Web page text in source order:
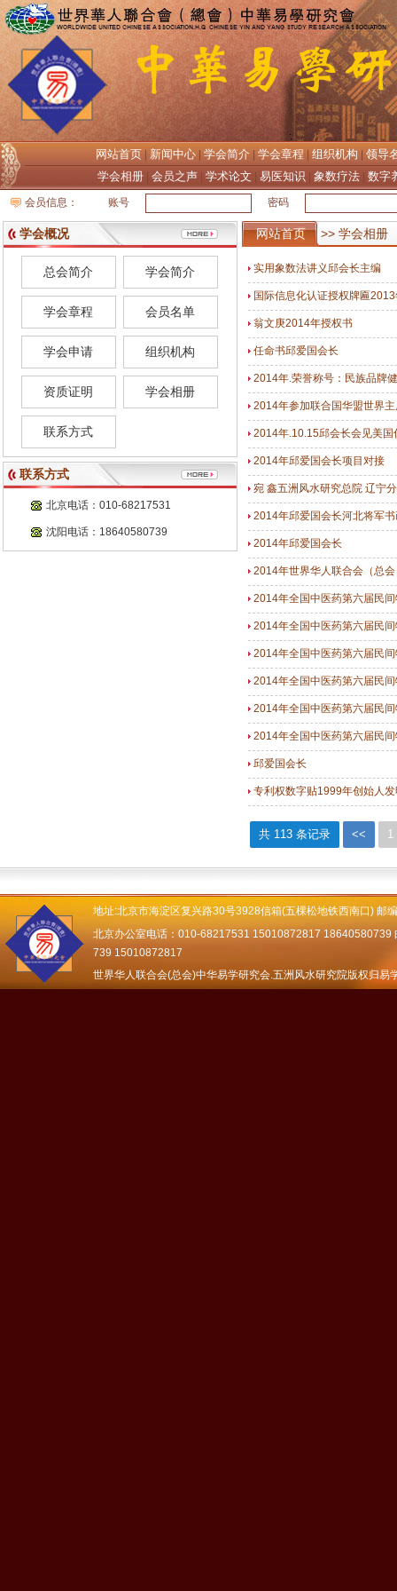
网站首页 新闻中心 学会简介 学会章程 组织机构
领导
学会相册 |会员之声 |学术论文 |易医知识 |象数疗法 |数字
会员信息： 账号 密码
学会概况
总会简介 学会简介
学会章程 会员名单
学会申请 组织机构
资质证明 学会相册
联系方式
联系方式
北京电话：010-68217531
沈阳电话：18640580739
网站首页 >> 学会相册
实用象数法讲义邱会长主编
国际信息化认证授权牌匾
翁文庚2014年授权书
任命书邱爱国会长
2014年.荣誉称号：民族品牌
2014年参加联合国华盟世界
2014年.10.15邱会长会见美
2014年邱爱国会长项目对接
宛 鑫五洲风水研究总院 辽宁
2014年邱爱国会长河北将军
2014年邱爱国会长
2014年世界华人联合会（总
2014年全国中医药第六届民
2014年全国中医药第六届民
2014年全国中医药第六届民
2014年全国中医药第六届民
2014年全国中医药第六届民
2014年全国中医药第六届民
邱爱国会长
专利权数字贴1999年创始人
共 113 条记录 << 1
地址:北京市海淀区复兴路30号3928信箱(五棵松地铁西南口) 邮
北京办公室电话：010-68217531 15010872817
739 15010872817
世界华人联合会(总会)中华易学研究会.五洲风水研究院版权归易